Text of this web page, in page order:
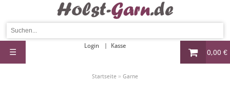
0,00 €
Login Kasse
☰
Startseite » Garne